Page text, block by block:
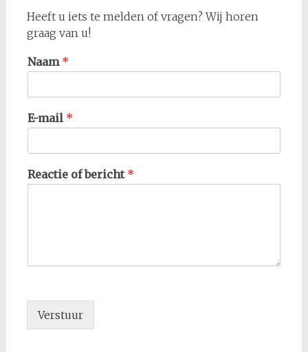
Heeft u iets te melden of vragen? Wij horen
graag van u!
Naam *
E-mail *
Reactie of bericht *
Verstuur